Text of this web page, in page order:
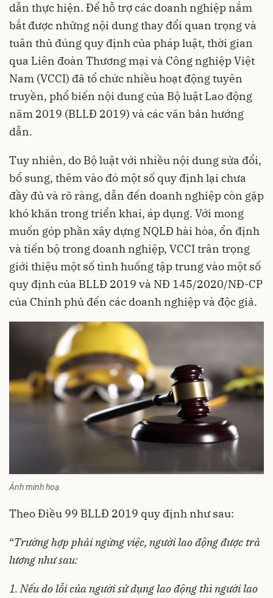
dẫn thực hiện. Để hỗ trợ các doanh nghiệp nắm
bắt được những nội dung thay đổi quan trọng và
tuân thủ đúng quy định của pháp luật, thời gian
qua Liên đoàn Thương mại và Công nghiệp Việt
Nam (VCCI) đã tổ chức nhiều hoạt động tuyên
truyền, phổ biến nội dung của Bộ luật Lao động
năm 2019 (BLLĐ 2019) và các văn bản hướng
dẫn.
Tuy nhiên, do Bộ luật với nhiều nội dung sửa đổi,
bổ sung, thêm vào đó một số quy định lại chưa
đầy đủ và rõ ràng, dẫn đến doanh nghiệp còn gặp
khó khăn trong triển khai, áp dụng. Với mong
muốn góp phần xây dựng NQLĐ hài hòa, ổn định
và tiến bộ trong doanh nghiệp, VCCI trân trọng
giới thiệu một số tình huống tập trung vào một số
quy định của BLLĐ 2019 và NĐ 145/2020/NĐ-CP
của Chính phủ đến các doanh nghiệp và độc giả.
Ảnh minh hoạ
Theo Điều 99 BLLĐ 2019 quy định như sau:
“Trường hợp phải ngừng việc, người lao động được trả
lương như sau:
1. Nếu do lỗi của người sử dụng lao động thì người lao